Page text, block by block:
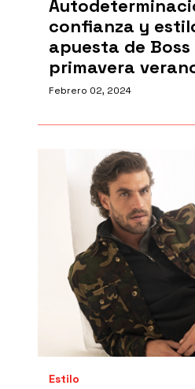
confianza y
apuesta de
primavera
Febrero 02, 2024
Estilo